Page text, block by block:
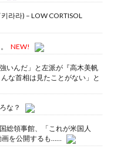
라라) – LOW CORTISOL
NEW!
いんだ」と左派が『高木美帆
な首相は見たことがない」と
な？
総領事館、「これが米国人
を公開するも……